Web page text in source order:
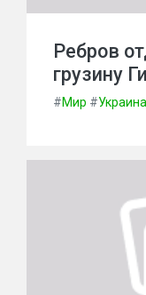
Ребров
грузину
#Мир #Украина